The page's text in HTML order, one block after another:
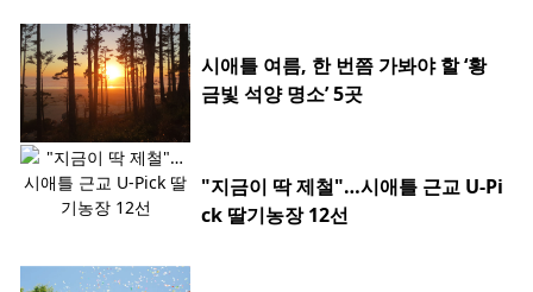
시애틀 여름, 한 번쯤 가봐야 할 ‘황
금빛 석양 명소’ 5곳
"지금이 딱 제철"…시애틀 근교 U-Pi
ck 딸기농장 12선